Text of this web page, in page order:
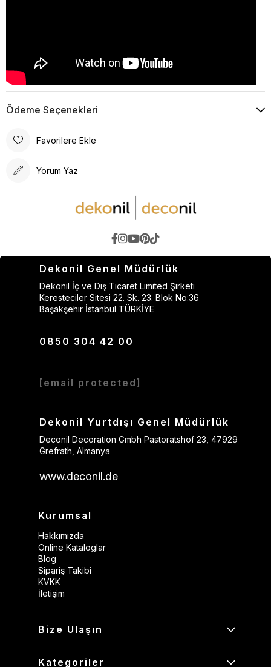
Ödeme Seçenekleri
Favorilere Ekle
Yorum Yaz
Dekonil Genel Müdürlük
Dekonil İç ve Dış Ticaret Limited Şirketi
Keresteciler Sitesi 22. Sk. 23. Blok No:36
Başakşehir İstanbul TÜRKİYE
0850 304 42 00
[email protected]
Dekonil Yurtdışı Genel Müdürlük
Deconil Decoration Gmbh Pastoratshof 23, 47929
Grefrath, Almanya
www.deconil.de
Kurumsal
Hakkımızda
Online Kataloglar
Blog
Sipariş Takibi
KVKK
İletişim
Bize Ulaşın
Kategoriler